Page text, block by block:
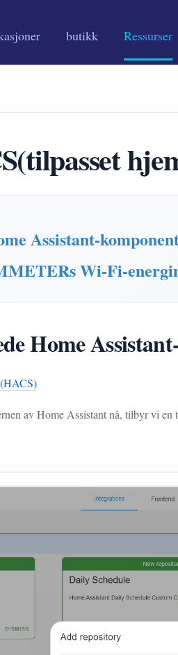
butikk Ressurser
Assistant-
Wi-Fi-
Home
av Home Assistant nå, tilbyr vi